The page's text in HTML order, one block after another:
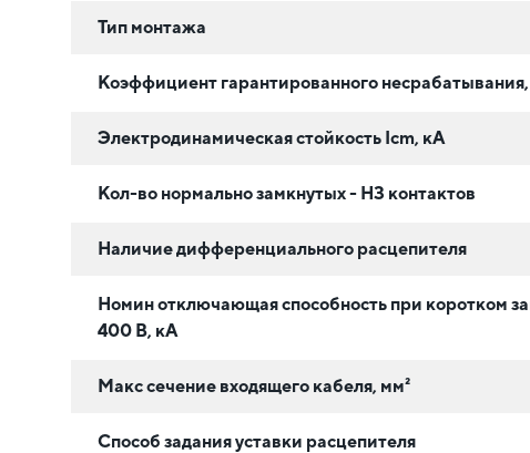
Тип монтажа
Коэффициент гарантированного несрабатывания,
Электродинамическая стойкость Icm, кА
Кол-во нормально замкнутых - НЗ контактов
Наличие дифференциального расцепителя
Номин отключающая способность при коротком
400 В, кА
Макс сечение входящего кабеля, мм²
Способ задания уставки расцепителя